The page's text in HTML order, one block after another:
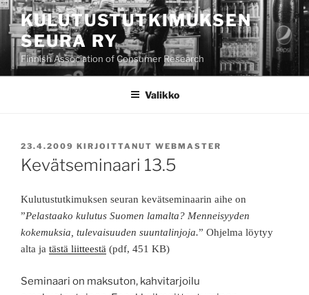
Siirry
sisältöönKULUTUSTUTKIMUKSEN
SEURA RY
Finnish Association of Consumer Research
Valikko
JULKAISTU
23.4.2009 KIRJOITTANUT WEBMASTER
Kevätseminaari 13.5
Kulutustutkimuksen seuran kevätseminaarin aihe on
”Pelastaako kulutus Suomen lamalta? Menneisyyden
kokemuksia, tulevaisuuden suuntalinjoja.” Ohjelma löytyy
alta ja tästä liitteestä (pdf, 451 KB)
Seminaari on maksuton, kahvitarjoilu